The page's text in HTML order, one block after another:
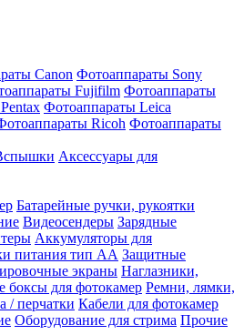
Canon Фотоаппараты Sony
Fujifilm Фотоаппараты
Фотоаппараты Leica
Ricoh Фотоаппараты
Аксессуары для
Батарейные ручки, рукоятки
Видеосендеры Зарядные
Аккумуляторы для
питания тип АА Защитные
экраны Наглазники,
боксы для фотокамер Ремни, лямки,
/ перчатки Кабели для фотокамер
Оборудование для стрима Прочие